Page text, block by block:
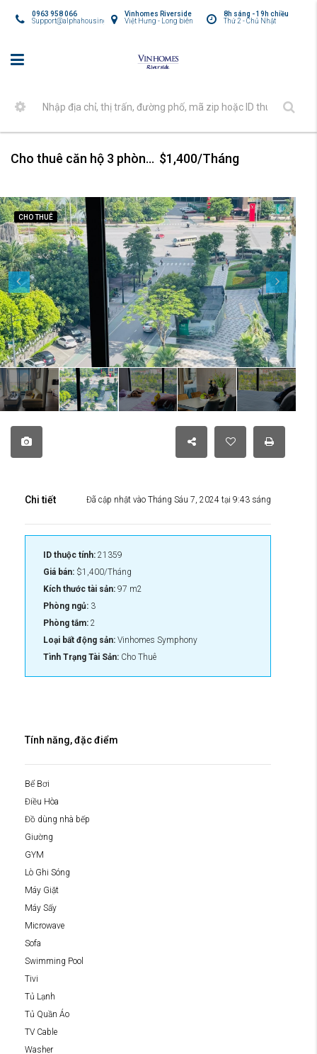
8h sáng - 19h chiều
Thứ 2 - Chủ Nhật
Vinhomes Riverside
Việt Hưng - Long biên
0963 958 066
Support@alphahousing.vn
Cho thuê căn hộ 3 phòng ngủ đẹp tại Symphony Vinhomes Riverside $1,400/Tháng
CHO THUÊ
Chi tiết Đã cập nhật vào Tháng Sáu 7, 2024 tại 9:43 sáng
ID thuộc tính: 21359
Giá bán: $1,400/Tháng
Kích thước tài sản: 97 m2
Phòng ngủ: 3
Phòng tắm: 2
Loại bất động sản: Vinhomes Symphony
Tình Trạng Tài Sản: Cho Thuê
Tính năng, đặc điểm
Bể Bơi
Điều Hòa
Đồ dùng nhà bếp
Giường
GYM
Lò Ghi Sóng
Máy Giặt
Máy Sấy
Microwave
Sofa
Swimming Pool
Tivi
Tủ Lạnh
Tủ Quần Áo
TV Cable
Washer